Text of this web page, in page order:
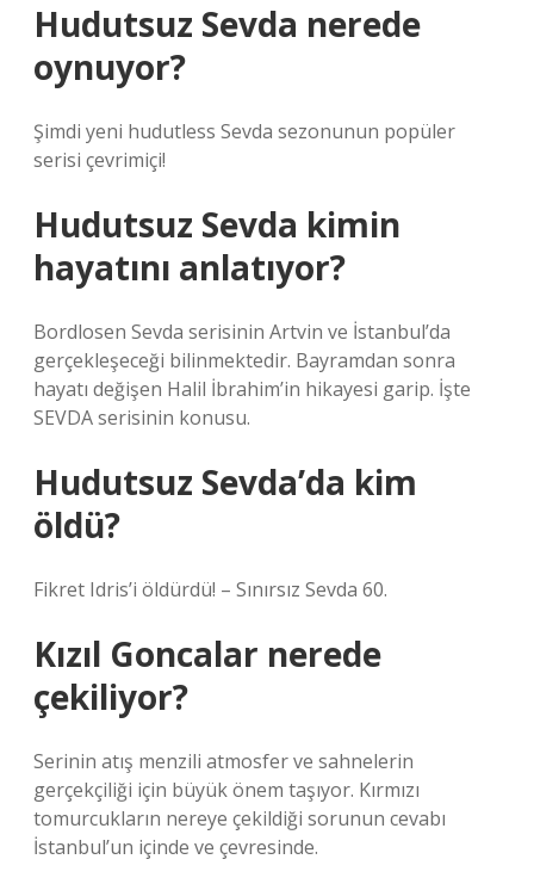
Hudutsuz Sevda nerede
oynuyor?
Şimdi yeni hudutless Sevda sezonunun popüler
serisi çevrimiçi!
Hudutsuz Sevda kimin
hayatını anlatıyor?
Bordlosen Sevda serisinin Artvin ve İstanbul’da
gerçekleşeceği bilinmektedir. Bayramdan sonra
hayatı değişen Halil İbrahim’in hikayesi garip. İşte
SEVDA serisinin konusu.
Hudutsuz Sevda’da kim
öldü?
Fikret Idris’i öldürdü! – Sınırsız Sevda 60.
Kızıl Goncalar nerede
çekiliyor?
Serinin atış menzili atmosfer ve sahnelerin
gerçekçiliği için büyük önem taşıyor. Kırmızı
tomurcukların nereye çekildiği sorunun cevabı
İstanbul’un içinde ve çevresinde.